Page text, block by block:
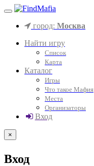
город: Москва
Найти игру
Список
Карта
Каталог
Игры
Что такое Мафия
Места
Организаторы
Вход
×
Вход